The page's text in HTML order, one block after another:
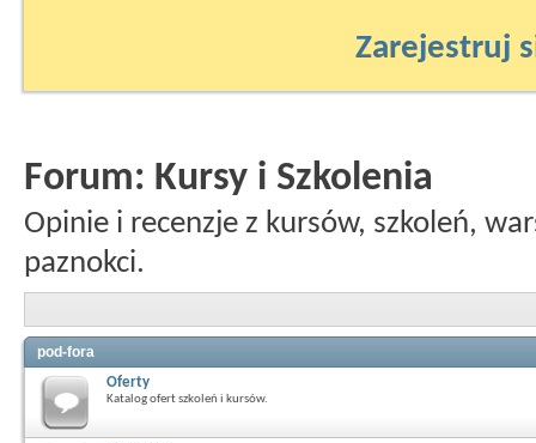
Zarejestruj
Forum: Kursy i Szkolenia
Opinie i recenzje z kursów, szkoleń,
paznokci.
pod-fora
Oferty
Katalog ofert szkoleń i kursów.